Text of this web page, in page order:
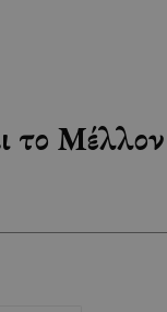
το